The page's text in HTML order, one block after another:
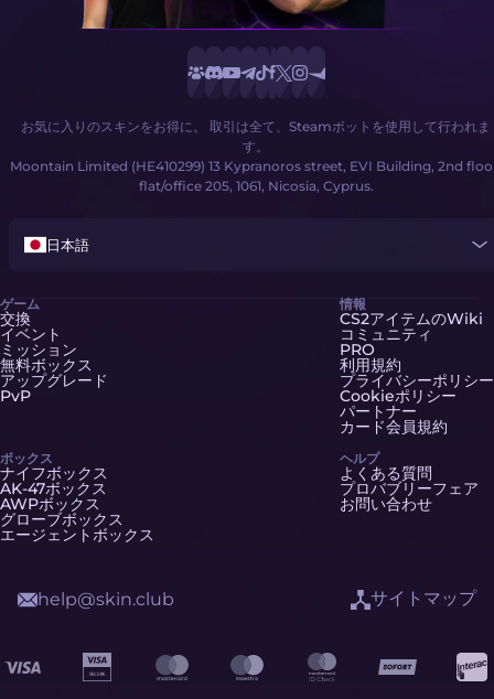
お気に入りのスキンをお得に。 取引は全て、Steamボットを使用して行われま
す。
Moontain Limited (HE410299) 13 Kypranoros street, EVI Building, 2nd
flat/office 205, 1061, Nicosia, Cyprus.
日本語
ゲーム
交換
イベント
ミッション
無料ボックス
アップグレード
PvP
ボックス
ナイフボックス
AK-47ボックス
AWPボックス
グローブボックス
エージェントボックス
情報
CS2アイテムのWiki
コミュニティ
PRO
利用規約
プライバシーポリシー
Cookieポリシー
パートナー
カード会員規約
ヘルプ
よくある質問
プロバブリーフェア
お問い合わせ
help@skin.club サイトマップ